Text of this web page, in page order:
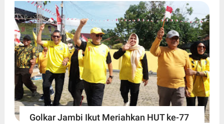
Golkar Jambi Ikut Meriahkan HUT ke-77